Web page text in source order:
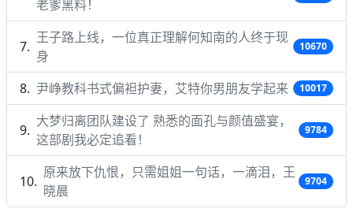
老爹黑料！
王子路上线，一位真正理解何知南的人终于现
身
10670
尹峥教科书式偏袒护妻，艾特你男朋友学起来 10017
大梦归离团队建设了 熟悉的面孔与颜值盛宴，
这部剧我必定追看！
9784
原来放下仇恨，只需姐姐一句话，一滴泪，王
晓晨
9704